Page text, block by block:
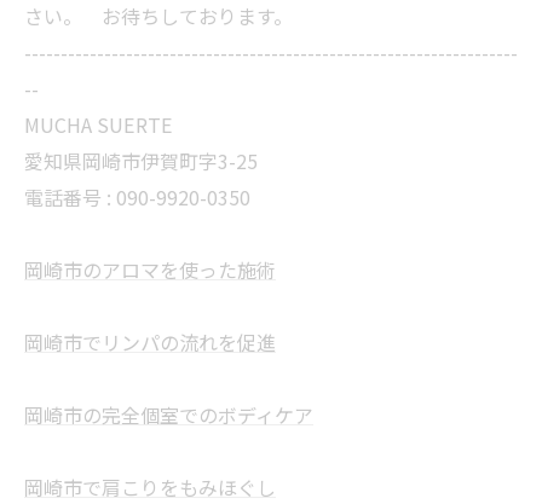
さい。 お待ちしております。
--------------------------------------------------------------------
--
MUCHA SUERTE
愛知県岡崎市伊賀町字3-25
電話番号 : 090-9920-0350
岡崎市のアロマを使った施術
岡崎市でリンパの流れを促進
岡崎市の完全個室でのボディケア
岡崎市で肩こりをもみほぐし